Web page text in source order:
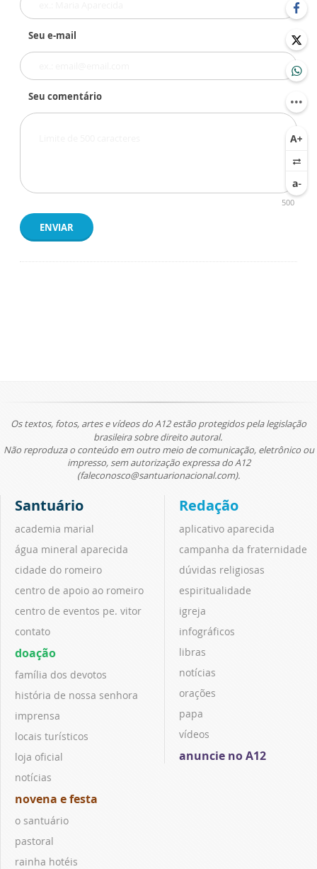
Seu e-mail
Seu comentário
500
ENVIAR
Os textos, fotos, artes e vídeos do A12 estão protegidos pela legislação
brasileira sobre direito autoral.
Não reproduza o conteúdo em outro meio de comunicação, eletrônico ou
impresso, sem autorização expressa do A12
(faleconosco@santuarionacional.com).
Santuário
academia marial
água mineral aparecida
cidade do romeiro
centro de apoio ao romeiro
centro de eventos pe. vitor
contato
doação
família dos devotos
história de nossa senhora
imprensa
locais turísticos
loja oficial
notícias
novena e festa
o santuário
pastoral
rainha hotéis
Redação
aplicativo aparecida
campanha da fraternidade
dúvidas religiosas
espiritualidade
igreja
infográficos
libras
notícias
orações
papa
vídeos
anuncie no A12